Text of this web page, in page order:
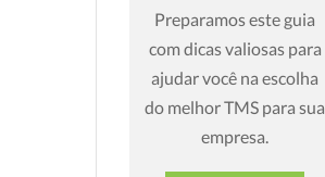
Preparamos este guia
com dicas valiosas para
ajudar você na escolha
do melhor TMS para sua
empresa.